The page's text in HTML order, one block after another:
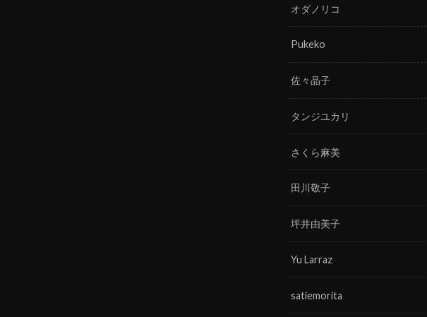
オダノリコ
Pukeko
佐々晶子
タンジユカリ
さくら麻美
田川敬子
坪井由美子
Yu Larraz
satiemorita